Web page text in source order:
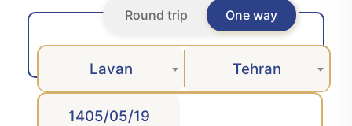
One way
Round trip
Lavan Tehran